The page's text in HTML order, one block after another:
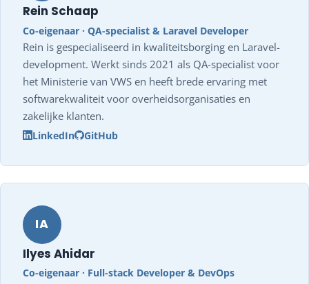
Rein Schaap
Co-eigenaar · QA-specialist & Laravel Developer
Rein is gespecialiseerd in kwaliteitsborging en Laravel-
development. Werkt sinds 2021 als QA-specialist voor
het Ministerie van VWS en heeft brede ervaring met
softwarekwaliteit voor overheidsorganisaties en
zakelijke klanten.
LinkedIn GitHub
IA
Ilyes Ahidar
Co-eigenaar · Full-stack Developer & DevOps